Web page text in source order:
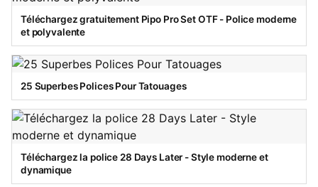
Téléchargez gratuitement Pipo Pro Set OTF - Police moderne
et polyvalente
25 Superbes Polices Pour Tatouages
Téléchargez la police 28 Days Later - Style moderne et
dynamique